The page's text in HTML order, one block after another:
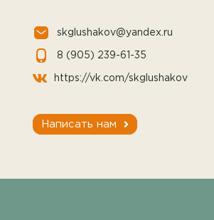
skglushakov@yandex.ru
8 (905) 239-61-35
https://vk.com/skglushakov
Написать нам